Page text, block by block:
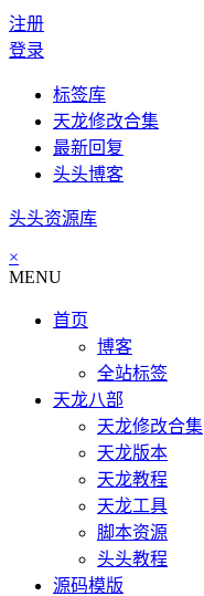
注册
登录
标签库
天龙修改合集
最新回复
头头博客
头头资源库
×
MENU
首页
博客
全站标签
天龙八部
天龙修改合集
天龙版本
天龙教程
天龙工具
脚本资源
头头教程
源码模版